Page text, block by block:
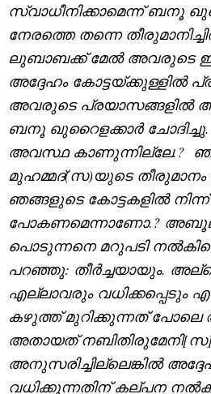
സ്വാധീനിക്കാമെന്ന് ബനൂ
നേരത്തെ തന്നെ
ലുബാബക്ക് മേൽ അവരുടെ ഈ
അദ്ദേഹം കോട്ടയ്ക്കുള്ളിൽ
അവരുടെ പ്രയാസങ്ങളിൽ
ബനൂ ഖുറൈളക്കാർ
അവസ്ഥ കാണുന്നില്ലേ.?
മുഹമ്മദ്(സ)യുടെ
ഞങ്ങളുടെ കോട്ടകളിൽ
പോകണമെന്നാണോ.?
പൊടുന്നനെ മറുപടി
പറഞ്ഞു: തീർച്ചയായും.
എല്ലാവരും വധിക്കപ്പെടും
കഴുത്ത് മുറിക്കുന്നത് പോലെ
അതായത്
അനുസരിച്ചില്ലെങ്കിൽ
വധിക്കുന്നതിന് കല്പന